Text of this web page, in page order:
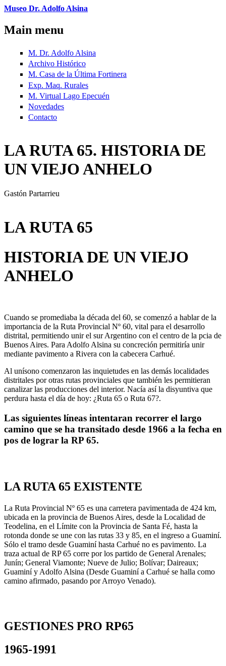
Skip to main content
Museo Dr. Adolfo Alsina
Main menu
M. Dr. Adolfo Alsina
Archivo Histórico
M. Casa de la Última Fortinera
Exp. Maq. Rurales
M. Virtual Lago Epecuén
Novedades
Contacto
LA RUTA 65. HISTORIA DE
UN VIEJO ANHELO
Gastón Partarrieu
LA RUTA 65
HISTORIA DE UN VIEJO
ANHELO
Cuando se promediaba la década del 60, se comenzó a hablar de la
importancia de la Ruta Provincial Nº 60, vital para el desarrollo
distrital, permitiendo unir el sur Argentino con el centro de la pcia de
Buenos Aires. Para Adolfo Alsina su concreción permitiría unir
mediante pavimento a Rivera con la cabecera Carhué.
Al unísono comenzaron las inquietudes en las demás localidades
distritales por otras rutas provinciales que también les permitieran
canalizar las producciones del interior. Nacía así la disyuntiva que
perdura hasta el día de hoy: ¿Ruta 65 o Ruta 67?.
Las siguientes líneas intentaran recorrer el largo
camino que se ha transitado desde 1966 a la fecha en
pos de lograr la RP 65.
LA RUTA 65 EXISTENTE
La Ruta Provincial Nº 65 es una carretera pavimentada de 424 km,
ubicada en la provincia de Buenos Aires, desde la Localidad de
Teodelina, en el Límite con la Provincia de Santa Fé, hasta la
rotonda donde se une con las rutas 33 y 85, en el ingreso a Guaminí.
Sólo el tramo desde Guaminí hasta Carhué no es pavimento. La
traza actual de RP 65 corre por los partido de General Arenales;
Junín; General Viamonte; Nueve de Julio; Bolívar; Daireaux;
Guaminí y Adolfo Alsina (Desde Guaminí a Carhué se halla como
camino afirmado, pasando por Arroyo Venado).
GESTIONES PRO RP65
1965-1991